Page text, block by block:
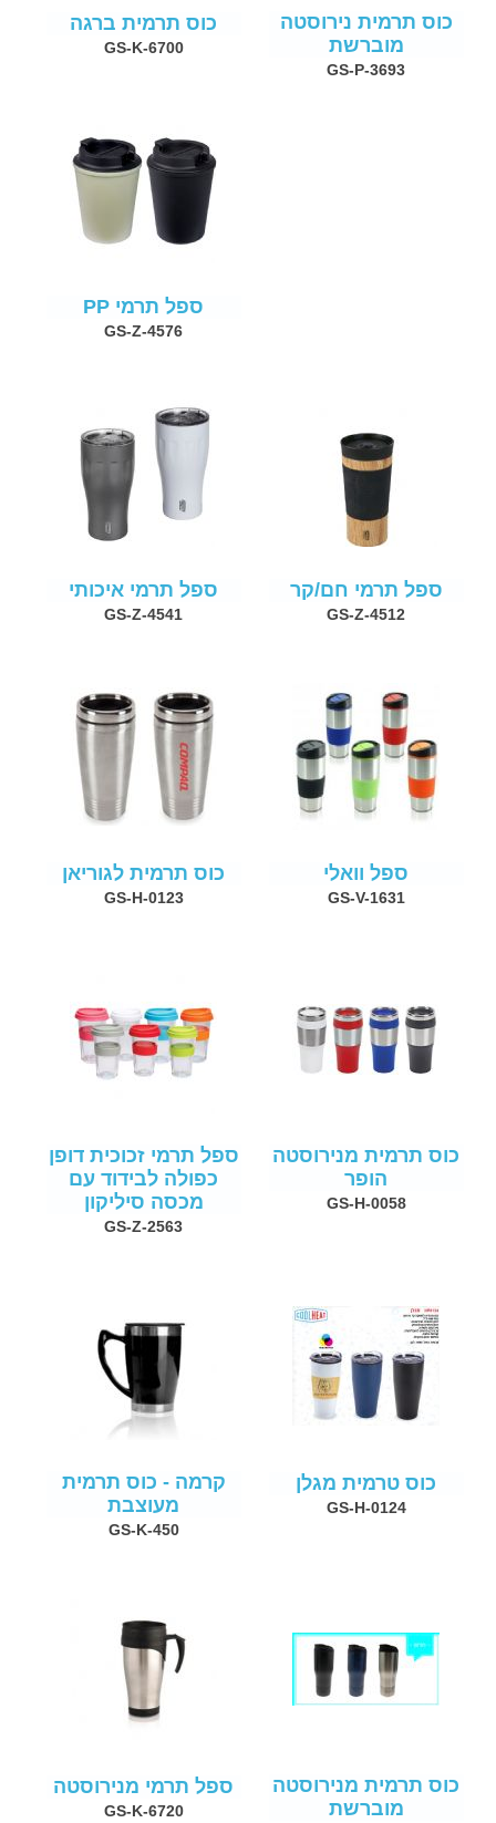
כוס תרמית נירוסטה
מוברשת
GS-P-3693
כוס תרמית ברגה
GS-K-6700
ספל תרמי PP
GS-Z-4576
ספל תרמי חם/קר
GS-Z-4512
ספל תרמי איכותי
GS-Z-4541
ספל וואלי
GS-V-1631
כוס תרמית לגוריאן
GS-H-0123
כוס תרמית מנירוסטה
הופר
GS-H-0058
ספל תרמי זכוכית דופן
כפולה לבידוד עם
מכסה סיליקון
GS-Z-2563
כוס טרמית מגלן
GS-H-0124
קרמה - כוס תרמית
מעוצבת
GS-K-450
כוס תרמית מנירוסטה
מוברשת
ספל תרמי מנירוסטה
GS-K-6720